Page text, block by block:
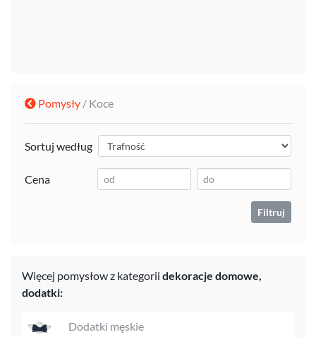
Pomysły / Koce
Sortuj według
Cena
Filtruj
Więcej pomysłow z kategorii dekoracje domowe,
dodatki:
Dodatki męskie